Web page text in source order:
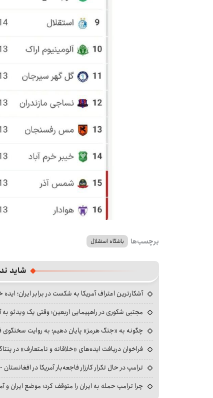
برچسب‌ها باشگاه استقلال
شاید
آشکارترین اعتراف آمریکا به شکست در برابر ایران؛ ایده
مجتبی شکوری در راهپیمایی اربعین؛ وقتی یک ویدئو
چگونه به «جنگ هرمز» پایان دهیم؛ به روایت سخنگوی
فراخوان دریافت ایده‌های «خلاقانه و نامتعارف» در
ترامپ در حال تکرار کارزار فاجعه‌بار آمریکا در
چرا ترامپ حمله به ایران را متوقف کرد؛ موضع ایران و